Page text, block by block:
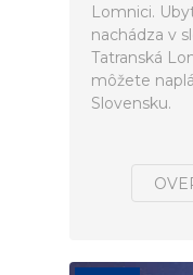
Lomnici.
nachádza v
Tatranská
môžete
Slovensku.